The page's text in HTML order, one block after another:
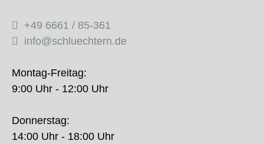
+49 6661 / 85-361
info@schluechtern.de
Montag-Freitag:
9:00 Uhr - 12:00 Uhr
Donnerstag:
14:00 Uhr - 18:00 Uhr